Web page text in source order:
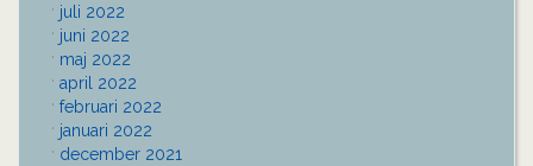
juli 2022
juni 2022
maj 2022
april 2022
februari 2022
januari 2022
december 2021